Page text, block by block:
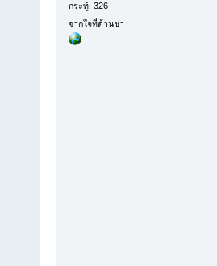
กระทู้: 326
จากใจที่ด้านชา